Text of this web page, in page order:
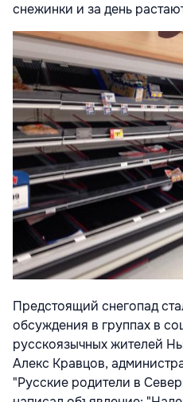
снежинки и за день
Предстоящий снегопад
обсуждения в группах в
русскоязычных жителей
Алекс Кравцов,
"Русские родители в